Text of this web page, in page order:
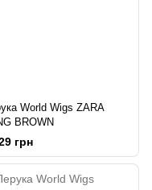
World Wigs ZARA
BROWN
грн